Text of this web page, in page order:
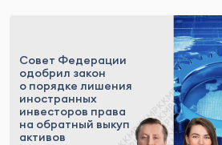
Совет Федерации
одобрил закон
о порядке лишения
иностранных
инвесторов права
на обратный выкуп
активов